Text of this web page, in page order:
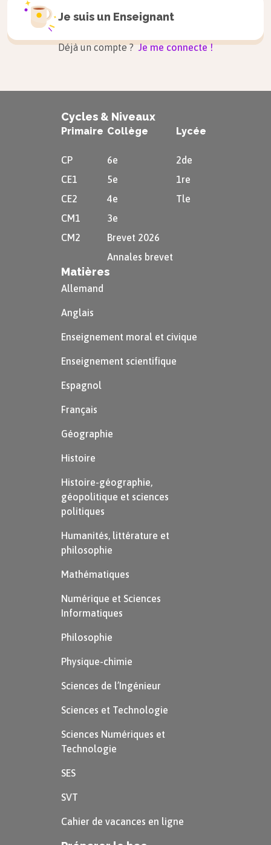
Je suis un Enseignant
Déjà un compte ? Je me connecte !
Cycles & Niveaux
Primaire
CP
CE1
CE2
CM1
CM2
Collège
6e
5e
4e
3e
Brevet 2026
Annales brevet
Lycée
2de
1re
Tle
Matières
Allemand
Anglais
Enseignement moral et civique
Enseignement scientifique
Espagnol
Français
Géographie
Histoire
Histoire-géographie,
géopolitique et sciences
politiques
Humanités, littérature et
philosophie
Mathématiques
Numérique et Sciences
Informatiques
Philosophie
Physique-chimie
Sciences de l’Ingénieur
Sciences et Technologie
Sciences Numériques et
Technologie
SES
SVT
Cahier de vacances en ligne